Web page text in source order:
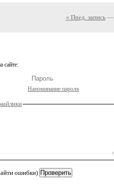
« Пред. запись—
сайте:
Напоминание пароля
ошибки)